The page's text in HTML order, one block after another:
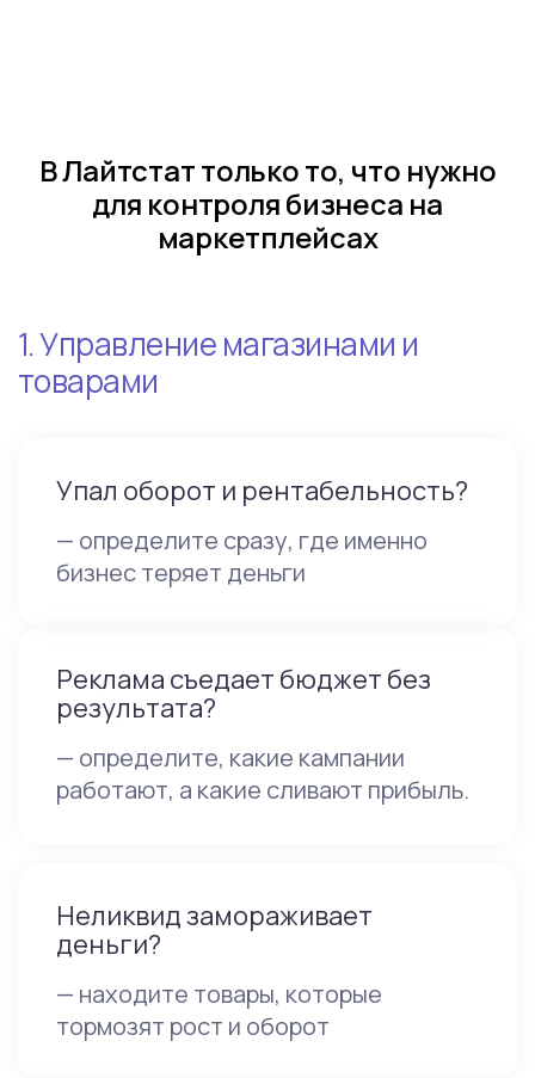
В Лайтстат только то, что нужно
для контроля бизнеса на
маркетплейсах
1. Управление магазинами и
товарами
Упал оборот и рентабельность?
— определите сразу, где именно
бизнес теряет деньги
Реклама съедает бюджет без
результата?
— определите, какие кампании
работают, а какие сливают прибыль.
Неликвид замораживает
деньги?
— находите товары, которые
тормозят рост и оборот